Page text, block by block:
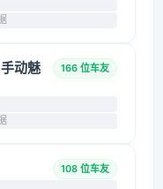
动魅
166 位车友
108 位车友